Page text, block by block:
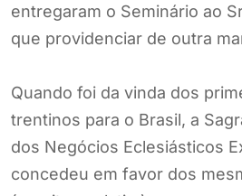
entregaram o Seminário ao
que providenciar de outra
Quando foi da vinda dos
trentinos para o Brasil, a
dos Negócios Eclesiásticos
concedeu em favor dos